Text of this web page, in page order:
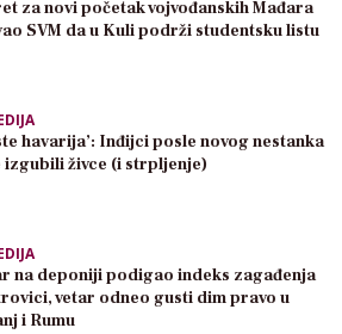
za novi početak vojvođanskih Mađara
SVM da u Kuli podrži studentsku listu
havarija’: Inđijci posle novog nestanka
izgubili živce (i strpljenje)
na deponiji podigao indeks zagađenja
vetar odneo gusti dim pravo u
i Rumu